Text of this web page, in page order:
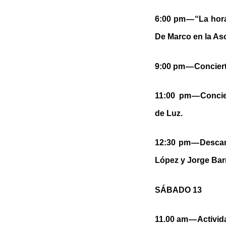
6:00 pm — “La
De Marco en la
9:00 pm —
11:00 pm —
de Luz.
12:30 pm —
López y Jorge
SÁBADO 13
11.00 am —